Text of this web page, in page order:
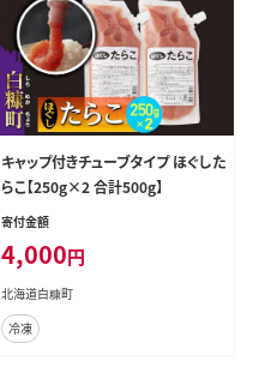
キャップ付きチューブタイプ ほぐした
らこ【250g×2 合計500g】
寄付金額
4,000円
北海道白糠町
冷凍